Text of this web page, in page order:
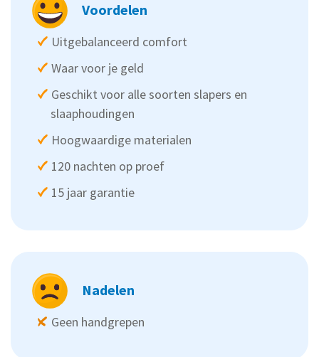
Voordelen
Uitgebalanceerd comfort
Waar voor je geld
Geschikt voor alle soorten slapers en
slaaphoudingen
Hoogwaardige materialen
120 nachten op proef
15 jaar garantie
Nadelen
Geen handgrepen